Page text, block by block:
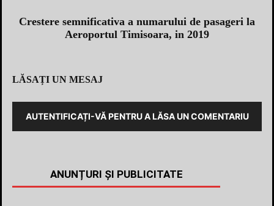
Crestere semnificativa a numarului de pasageri la
Aeroportul Timisoara, in 2019
LĂSAȚI UN MESAJ
AUTENTIFICAȚI-VĂ PENTRU A LĂSA UN COMENTARIU
ANUNȚURI ȘI PUBLICITATE